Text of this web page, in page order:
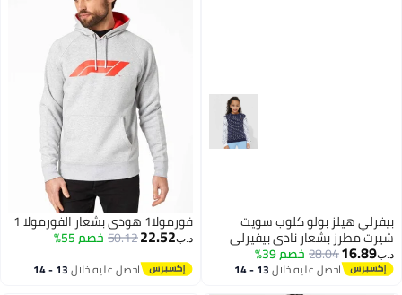
بيفرلي هيلز بولو كلوب سويت
شيرت مطرز بشعار نادي بيفيرلي
هيلز بولو بنقاط البولكا
د.ب‏16.89
28.04خصم 39%
احصل عليه خلال 13 - 14
اغسطس
فورمولا1 هودي بشعار الفورمولا 1
د.ب‏22.52
50.12خصم 55%
احصل عليه خلال 13 - 14
اغسطس